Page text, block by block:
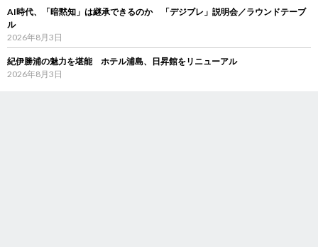
AI時代、「暗黙知」は継承できるのか 「デジブレ」説明会／ラウンドテーブ
ル
2026年8月3日
紀伊勝浦の魅力を堪能 ホテル浦島、日昇館をリニューアル
2026年8月3日